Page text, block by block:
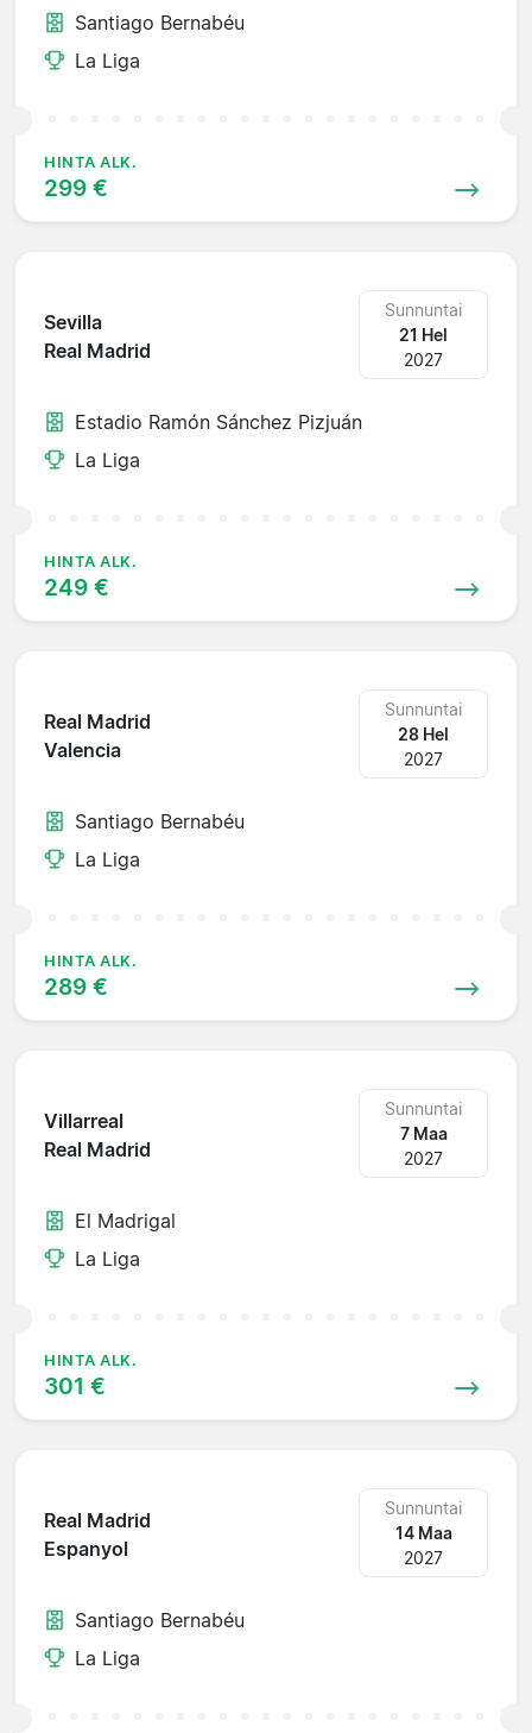
Santiago Bernabéu
La Liga
HINTA ALK.
299 €
Sevilla
Real Madrid
Sunnuntai
21 Hel
2027
Estadio Ramón Sánchez Pizjuán
La Liga
HINTA ALK.
249 €
Real Madrid
Valencia
Sunnuntai
28 Hel
2027
Santiago Bernabéu
La Liga
HINTA ALK.
289 €
Villarreal
Real Madrid
Sunnuntai
7 Maa
2027
El Madrigal
La Liga
HINTA ALK.
301 €
Real Madrid
Espanyol
Sunnuntai
14 Maa
2027
Santiago Bernabéu
La Liga